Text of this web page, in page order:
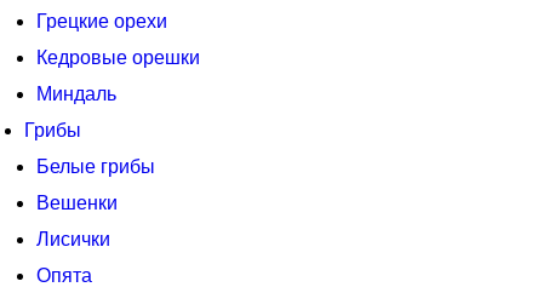
Грецкие орехи
Кедровые орешки
Миндаль
Грибы
Белые грибы
Вешенки
Лисички
Опята